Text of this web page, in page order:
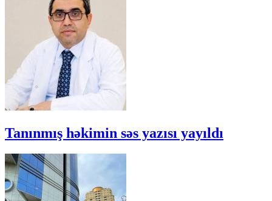
Tanınmış həkimin səs yazısı yayıldı